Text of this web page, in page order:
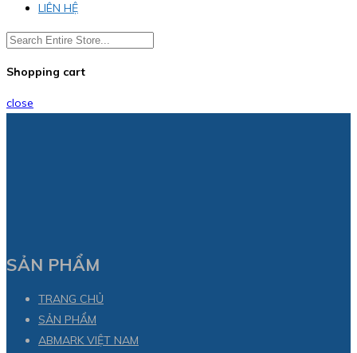
LIÊN HỆ
Shopping cart
close
SẢN PHẨM
TRANG CHỦ
SẢN PHẨM
ABMARK VIỆT NAM